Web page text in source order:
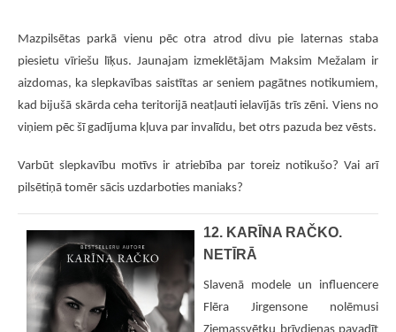
Mazpilsētas parkā vienu pēc otra atrod divu pie laternas staba
piesietu vīriešu līķus. Jaunajam izmeklētājam Maksim Mežalam ir
aizdomas, ka slepkavības saistītas ar seniem pagātnes notikumiem,
kad bijušā skārda ceha teritorijā neatļauti ielavījās trīs zēni. Viens no
viņiem pēc šī gadījuma kļuva par invalīdu, bet otrs pazuda bez vēsts.
Varbūt slepkavību motīvs ir atriebība par toreiz notikušo? Vai arī
pilsētiņā tomēr sācis uzdarboties maniaks?
12. KARĪNA RAČKO.
NETĪRĀ
Slavenā modele un influencere
Flēra Jirgensone nolēmusi